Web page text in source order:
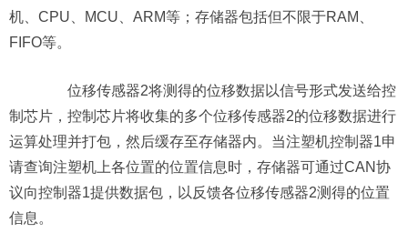
机、CPU、MCU、ARM等；存储器包括但不限于RAM、
FIFO等。
位移传感器2将测得的位移数据以信号形式发送给控
制芯片，控制芯片将收集的多个位移传感器2的位移数据进行
运算处理并打包，然后缓存至存储器内。当注塑机控制器1申
请查询注塑机上各位置的位置信息时，存储器可通过CAN协
议向控制器1提供数据包，以反馈各位移传感器2测得的位置
信息。